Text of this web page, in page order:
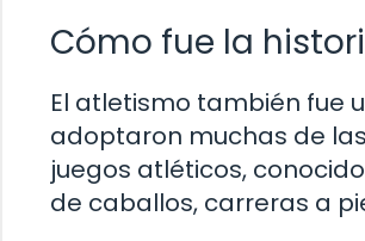
Cómo fue la
El atletismo también fue
adoptaron muchas de
juegos atléticos,
de caballos, carreras a